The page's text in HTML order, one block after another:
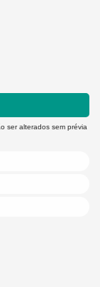
ser alterados sem prévia